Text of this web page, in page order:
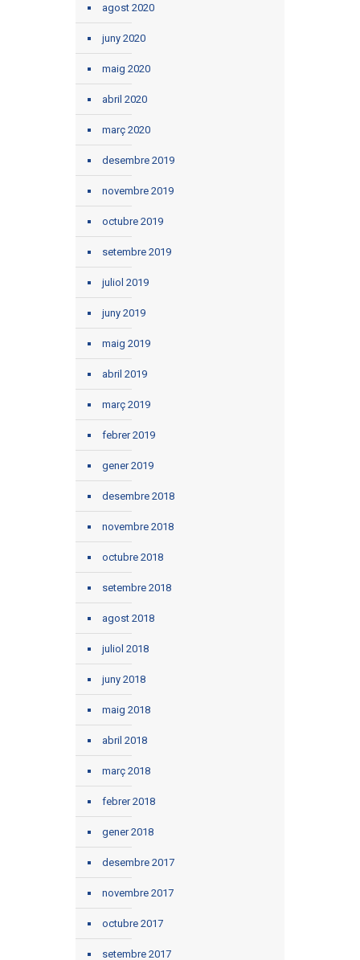
agost 2020
juny 2020
maig 2020
abril 2020
març 2020
desembre 2019
novembre 2019
octubre 2019
setembre 2019
juliol 2019
juny 2019
maig 2019
abril 2019
març 2019
febrer 2019
gener 2019
desembre 2018
novembre 2018
octubre 2018
setembre 2018
agost 2018
juliol 2018
juny 2018
maig 2018
abril 2018
març 2018
febrer 2018
gener 2018
desembre 2017
novembre 2017
octubre 2017
setembre 2017